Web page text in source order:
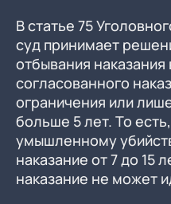
В статье 75
суд принимает
отбывания наказания
согласованного
ограничения или
больше 5 лет. То
умышленному
наказание от 7 до 15
наказание не может